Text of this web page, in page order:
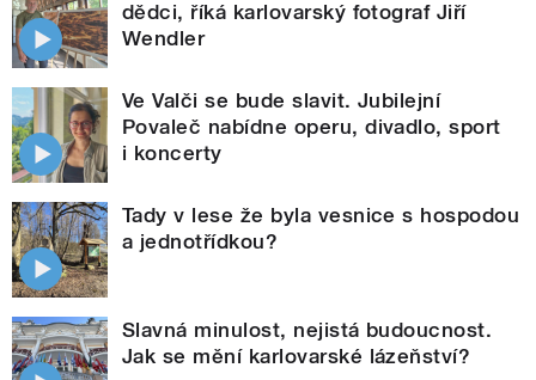
dědci, říká karlovarský fotograf Jiří
Wendler
Ve Valči se bude slavit. Jubilejní
Povaleč nabídne operu, divadlo, sport
i koncerty
Tady v lese že byla vesnice s hospodou
a jednotřídkou?
Slavná minulost, nejistá budoucnost.
Jak se mění karlovarské lázeňství?